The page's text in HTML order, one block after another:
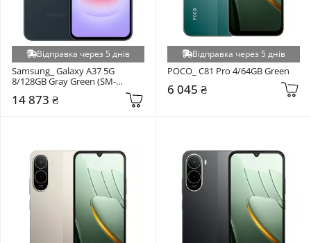
Відправка через 5 днів
Samsung_ Galaxy A37 5G
8/128GB Gray Green (SM-
14 873 ₴
Відправка через 5 днів
POCO_ C81 Pro 4/64GB Green
6 045 ₴